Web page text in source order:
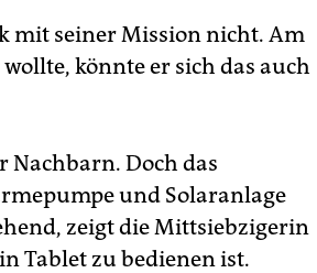
mit seiner Mission nicht. Am
könnte er sich das auch
Nachbarn. Doch das
und Solaranlage
zeigt die Mittsiebzigerin
Tablet zu bedienen ist.